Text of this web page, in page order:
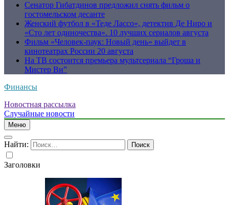
Сенатор Гибатдинов предложил снять фильм о
гостомельском десанте
Женский футбол в «Теде Лассо», детектив Де Ниро и
«Сто лет одиночества». 10 лучших сериалов августа
Фильм «Человек-паук: Новый день» выйдет в
кинотеатрах России 20 августа
На ТВ состоится премьера мультсериала “Гроша и
Мистер Ви”
Финансы
Новостная рассылка
Случайные новости
Меню
Найти:
Заголовки